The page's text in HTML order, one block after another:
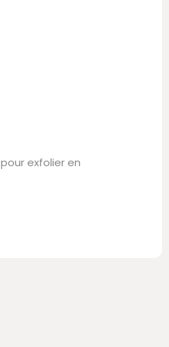
pour exfolier en